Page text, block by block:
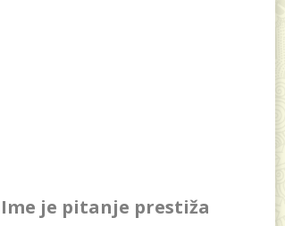
Ime je pitanje prestiža